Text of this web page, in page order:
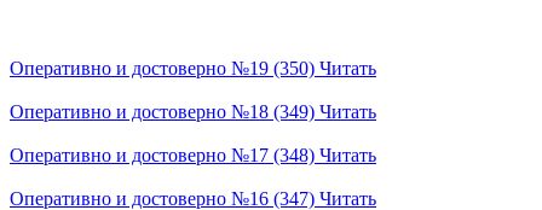
Оперативно и достоверно №19 (350) Читать
Оперативно и достоверно №18 (349) Читать
Оперативно и достоверно №17 (348) Читать
Оперативно и достоверно №16 (347) Читать